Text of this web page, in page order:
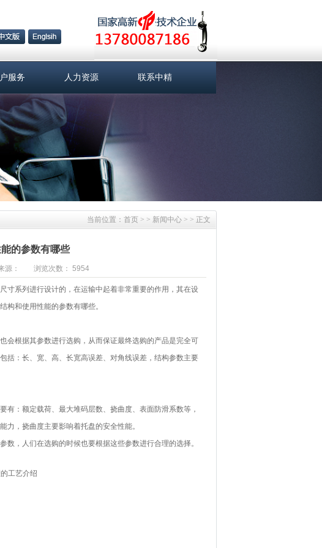
服务 人力资源 联系中精
当前位置： 首页> > 新闻中心> > 正文
的参数有哪些
源： 浏览次数： 5954
寸系列进行设计的，在运输中起着非常重要的作用，其在设
构和使用性能的参数有哪些。
根据其参数进行选购，从而保证最终选购的产品是完全可
括：长、宽、高、长宽高误差、对角线误差，结构参数主要
：额定载荷、最大堆码层数、挠曲度、表面防滑系数等，
，挠曲度主要影响着托盘的安全性能。
，人们在选购的时候也要根据这些参数进行合理的选择。
工艺介绍